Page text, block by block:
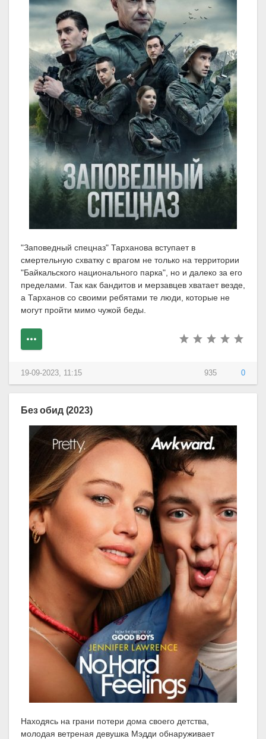
"Заповедный спецназ" Тарханова вступает в
смертельную схватку с врагом не только на территории
"Байкальского национального парка", но и далеко за его
пределами. Так как бандитов и мерзавцев хватает везде,
а Тарханов со своими ребятами те люди, которые не
могут пройти мимо чужой беды.
935 0
19-09-2023, 11:15
Без обид (2023)
Находясь на грани потери дома своего детства,
молодая ветреная девушка Мэдди обнаруживает